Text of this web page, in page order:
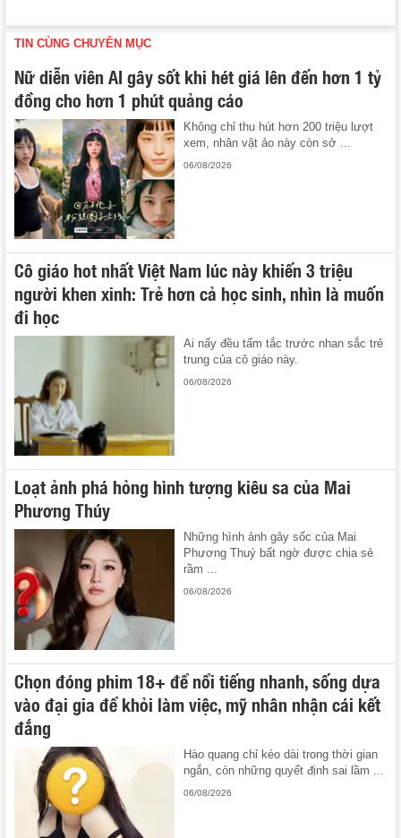
TIN CÙNG CHUYÊN MỤC
Nữ diễn viên AI gây sốt khi hét giá lên đến hơn 1 tỷ
đồng cho hơn 1 phút quảng cáo
Không chỉ thu hút hơn 200 triệu lượt
xem, nhân vật ảo này còn sở ...
06/08/2026
Cô giáo hot nhất Việt Nam lúc này khiến 3 triệu
người khen xinh: Trẻ hơn cả học sinh, nhìn là muốn
đi học
Ai nấy đều tấm tắc trước nhan sắc trẻ
trung của cô giáo này.
06/08/2026
Loạt ảnh phá hỏng hình tượng kiêu sa của Mai
Phương Thúy
Những hình ảnh gây sốc của Mai
Phương Thuý bất ngờ được chia sẻ
rầm ...
06/08/2026
Chọn đóng phim 18+ để nổi tiếng nhanh, sống dựa
vào đại gia để khỏi làm việc, mỹ nhân nhận cái kết
đắng
Hào quang chỉ kéo dài trong thời gian
ngắn, còn những quyết định sai lầm ...
06/08/2026